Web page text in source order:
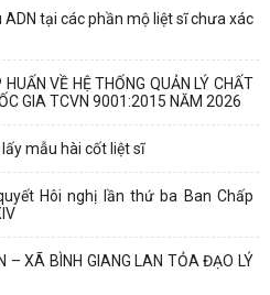
tại các phần mộ liệt sĩ chưa xác
VỀ HỆ THỐNG QUẢN LÝ CHẤT
GIA TCVN 9001:2015 NĂM 2026
mẫu hài cốt liệt sĩ
Hôi nghị lần thứ ba Ban Chấp
– XÃ BÌNH GIANG LAN TỎA ĐẠO LÝ